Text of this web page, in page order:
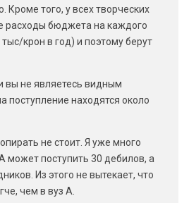
Кроме того, у всех творческих
расходы бюджета на каждого
крон в год) и поэтому берут
вы не являетесь видным
поступление находятся около
не стоит. Я уже много
может поступить 30 дебилов, а
Из этого не вытекает, что
чем в вуз А.